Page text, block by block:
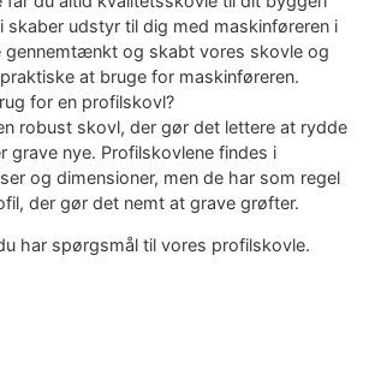
skaber udstyr til dig med maskinføreren i
gennemtænkt og skabt vores skovle og
at bruge for maskinføreren.
for en profilskovl?
robust skovl, der gør det lettere at rydde
grave nye. Profilskovlene findes i
og dimensioner, men de har som regel
der gør det nemt at grave grøfter.
har spørgsmål til vores profilskovle.